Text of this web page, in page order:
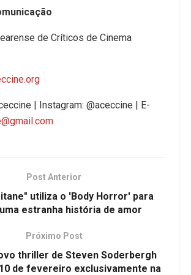
de Críticos de Cinema
| Instagram: @aceccine | E-
Post Anterior
utiliza o 'Body Horror' para
estranha história de amor
Próximo Post
thriller de Steven Soderbergh
de fevereiro exclusivamente na